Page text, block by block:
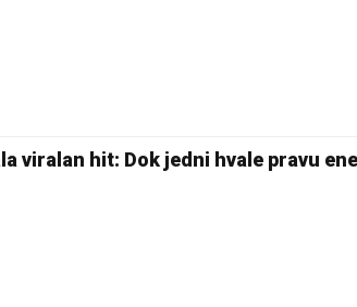
viralan hit: Dok jedni hvale pravu